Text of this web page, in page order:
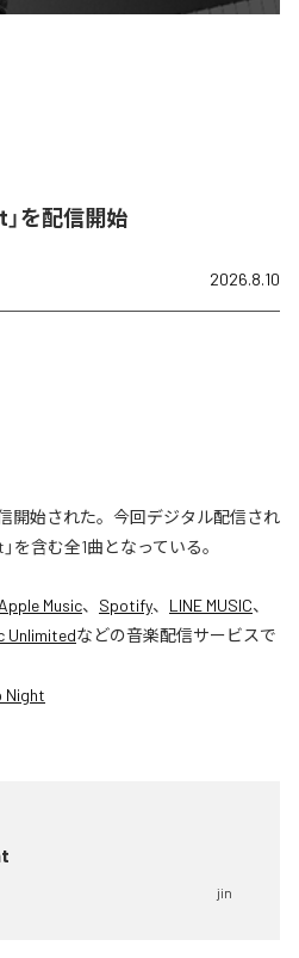
を配信開始
2026.8.10
開始された。今回デジタル配信され
を含む全1曲となっている。
Apple Music、 Spotify、 LINE MUSIC、
Unlimitedなどの音楽配信サービスで
Night
jin